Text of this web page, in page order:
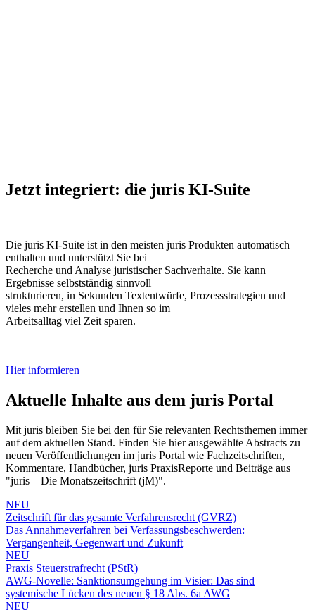
Jetzt integriert: die juris KI-Suite
Die juris KI-Suite ist in den meisten juris Produkten automatisch
enthalten und unterstützt Sie bei
Recherche und Analyse juristischer Sachverhalte. Sie kann
Ergebnisse selbstständig sinnvoll
strukturieren, in Sekunden Textentwürfe, Prozessstrategien und
vieles mehr erstellen und Ihnen so im
Arbeitsalltag viel Zeit sparen.
Hier informieren
Aktuelle Inhalte aus dem juris Portal
Mit juris bleiben Sie bei den für Sie relevanten Rechtsthemen immer
auf dem aktuellen Stand. Finden Sie hier ausgewählte Abstracts zu
neuen Veröffentlichungen im juris Portal wie Fachzeitschriften,
Kommentare, Handbücher, juris PraxisReporte und Beiträge aus
"juris – Die Monatszeitschrift (jM)".
NEU
Zeitschrift für das gesamte Verfahrensrecht (GVRZ)
Das Annahmeverfahren bei Verfassungsbeschwerden:
Vergangenheit, Gegenwart und Zukunft
NEU
Praxis Steuerstrafrecht (PStR)
AWG-Novelle: Sanktionsumgehung im Visier: Das sind
systemische Lücken des neuen § 18 Abs. 6a AWG
NEU